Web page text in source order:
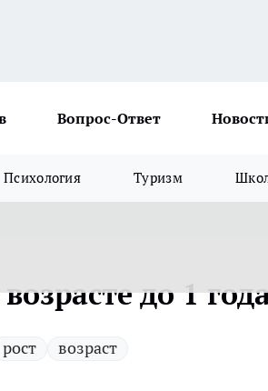
Вопрос-Ответ
Психология Туризм
до 1
рост возраст